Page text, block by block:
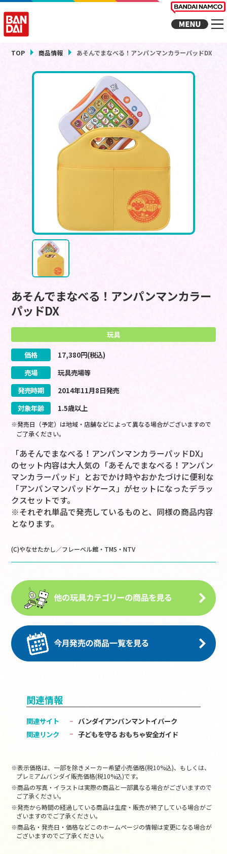
TOP 商品情報 あそんでまなべる！アンパンマンカラーパッドDX
あそんでまなべる！アンパンマンカラー
パッドDX
玩具
価格 17,380円(税込)
売場
玩具売場等
発売時期
2014年11月8日発売
対象年齢
1.5歳以上
※発売日（予定）は地域・店舗などによって異なる場合がございますので
ご了承ください。
「あそんでまなべる！アンパンマンカラーパッドDX」
のセット内容は大人気の「あそんでまなべる！アンパン
マンカラーパッド」とおでかけ時やおかたづけに便利な
「アンパンマンパッドケース」がセットになったデラッ
クスセットです。
※それぞれ単品で発売しているものと、同様の商品内容
となります。
(C)やなせたかし／フレーベル館・TMS・NTV
関連情報
関連サイト
バンダイアンパンマントイパーク
関連リンク
子どもを守る おもちゃ安全ガイド
※表示価格は、一部を除きメーカー希望小売価格(税10%込)、もしくは、
プレミアムバンダイ販売価格(税10%込)です。
※商品の写真・イラストは実際の商品と一部異なる場合がございますので
ご了承ください。
※発売から時間の経過している商品は生産・販売が終了している場合がご
ざいますのでご了承ください。
※商品名・発売日・価格などこのホームページの情報は変更になる場合が
ございますのでご了承ください。